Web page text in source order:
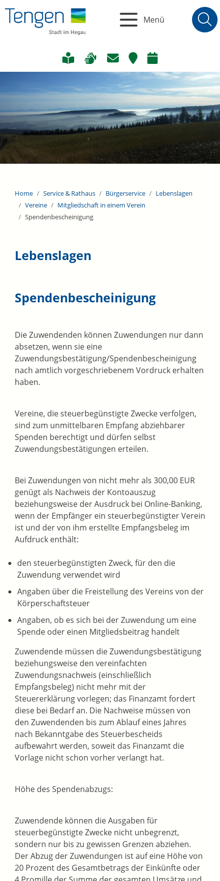
Menü
Home Service & Rathaus Bürgerservice
Lebenslagen
Vereine
Mitgliedschaft in einem Verein
Spendenbescheinigung
Lebenslagen
Spendenbescheinigung
Die Zuwendenden können Zuwendungen nur dann
absetzen, wenn sie eine
Zuwendungsbestätigung/Spendenbescheinigung
nach amtlich vorgeschriebenem Vordruck erhalten
haben.
Vereine, die steuerbegünstigte Zwecke verfolgen,
sind zum unmittelbaren Empfang abziehbarer
Spenden berechtigt und dürfen selbst
Zuwendungsbestätigungen erteilen.
Bei Zuwendungen von nicht mehr als 300,00 EUR
genügt als Nachweis der Kontoauszug
beziehungsweise der Ausdruck bei Online-Banking,
wenn der Empfänger ein steuerbegünstigter Verein
ist und der von ihm erstellte Empfangsbeleg im
Aufdruck enthält:
den steuerbegünstigten Zweck, für den die
Zuwendung verwendet wird
Angaben über die Freistellung des Vereins von der
Körperschaftsteuer
Angaben, ob es sich bei der Zuwendung um eine
Spende oder einen Mitgliedsbeitrag handelt
Zuwendende müssen die Zuwendungsbestätigung
beziehungsweise den vereinfachten
Zuwendungsnachweis (einschließlich
Empfangsbeleg) nicht mehr mit der
Steuererklärung vorlegen; das Finanzamt fordert
diese bei Bedarf an. Die Nachweise müssen von
den Zuwendenden bis zum Ablauf eines Jahres
nach Bekanntgabe des Steuerbescheids
aufbewahrt werden, soweit das Finanzamt die
Vorlage nicht schon vorher verlangt hat.
Höhe des Spendenabzugs:
Zuwendende können die Ausgaben für
steuerbegünstigte Zwecke nicht unbegrenzt,
sondern nur bis zu gewissen Grenzen abziehen.
Der Abzug der Zuwendungen ist auf eine Höhe von
20 Prozent des Gesamtbetrags der Einkünfte oder